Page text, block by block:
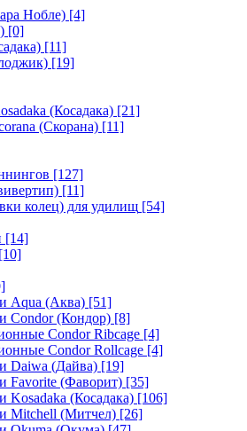
Нобле) [4]
[0]
[11]
[19]
(Косадака) [21]
(Скорана) [11]
[127]
[11]
колец) для удилищ [54]
[14]
[10]
Aqua (Аква) [51]
Condor (Кондор) [8]
Condor Ribcage [4]
Condor Rollcage [4]
Daiwa (Дайва) [19]
Favorite (Фаворит) [35]
Kosadaka (Косадака) [106]
Mitchell (Митчел) [26]